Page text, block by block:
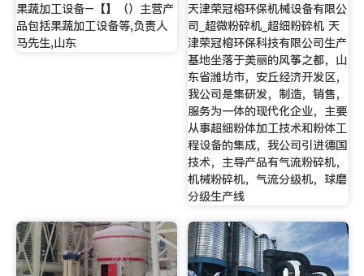
果蔬加工设备–【】（）主营产
品包括果蔬加工设备等,负责人
马先生,山东
天津荣冠榕环保机械设备有限公
司_超微粉碎机_超细粉碎机 天
津荣冠榕环保科技有限公司生产
基地坐落于美丽的风筝之都，山
东省潍坊市，安丘经济开发区，
我公司是集研发，制造，销售，
服务为一体的现代化企业，主要
从事超细粉体加工技术和粉体工
程设备的集成，我公司引进德国
技术，主导产品有气流粉碎机，
机械粉碎机，气流分级机，球磨
分级生产线